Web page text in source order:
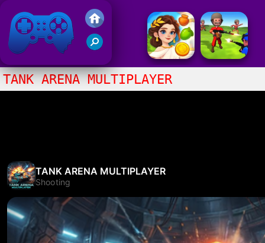
Juegos Friv 2020
TANK ARENA MULTIPLAYER